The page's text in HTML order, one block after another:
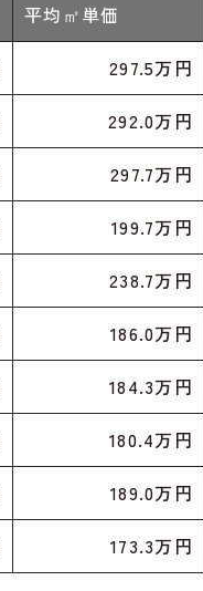
平均㎡単価
297.5万円
292.0万円
297.7万円
199.7万円
238.7万円
186.0万円
184.3万円
180.4万円
189.0万円
173.3万円